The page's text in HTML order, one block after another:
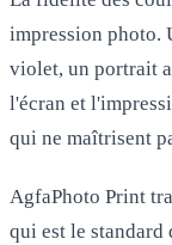
impression photo.
violet, un portrait
l'écran et
qui ne maîtrisent
AgfaPhoto Print
qui est le